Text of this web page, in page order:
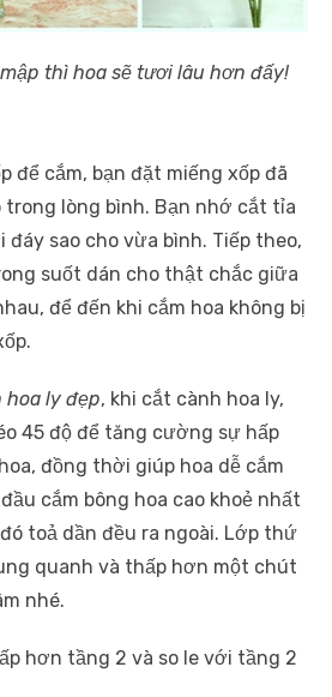
thì hoa sẽ tươi lâu hơn đấy!
để cắm, bạn đặt miếng xốp đã
lòng bình. Bạn nhớ cắt tỉa
sao cho vừa bình. Tiếp theo,
suốt dán cho thật chắc giữa
để đến khi cắm hoa không bị
hoa ly đẹp, khi cắt cành hoa ly,
45 độ để tăng cường sự hấp
đồng thời giúp hoa dễ cắm
cắm bông hoa cao khoẻ nhất
toả dần đều ra ngoài. Lớp thứ
quanh và thấp hơn một chút
nhé.
hơn tầng 2 và so le với tầng 2